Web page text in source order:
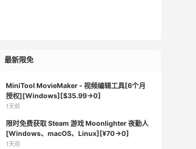
最新限免
MiniTool MovieMaker - 视频编辑工具[6个月
授权][Windows][$35.99→0]
1天前
限时免费获取 Steam 游戏 Moonlighter 夜勤人
[Windows、macOS、Linux][¥70→0]
1天前